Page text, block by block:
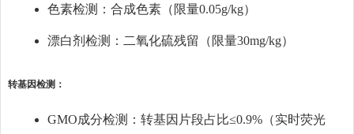
色素检测：合成色素（限量0.05g/kg）
漂白剂检测：二氧化硫残留（限量30mg/kg）
转基因检测：
GMO成分检测：转基因片段占比≤0.9%（实时荧光